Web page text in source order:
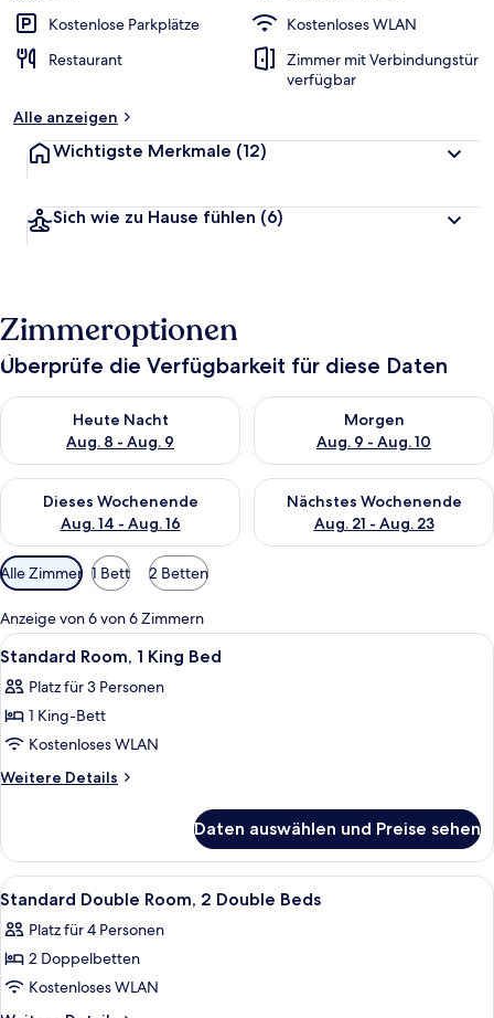
Kostenlose Parkplätze
Kostenloses WLAN
Restaurant
Zimmer mit Verbindungstür
verfügbar
Alle anzeigen
Wichtigste Merkmale (12)
Sich wie zu Hause fühlen (6)
Zimmeroptionen
Überprüfe die Verfügbarkeit für diese Daten
Heute Nacht
Aug. 8 - Aug. 9
Überprüfe die Verfügbarkeit für heute Nacht, Aug. 8 - Aug. 9.
Morgen
Aug. 9 - Aug. 10
Überprüfe die Verfügbarkeit
Dieses Wochenende
Aug. 14 - Aug. 16
Überprüfe die Verfügbarkeit für dieses Wochenende, Aug. 14
Nächstes Wochenende
Aug. 21 - Aug. 23
Überprüfe die Verfügbarkeit
Verfügbare
Filter
für
Zimmer
Alle Zimmer 1 Bett 2 Betten
Anzeige von 6 von 6 Zimmern
Alle
Fotos
für
Standard
Room,
1
anzeigen
Ein Hotelzimmer mit einem großen
4
Standard Room, 1 King Bed
Platz für 3 Personen
1 King-Bett
Kostenloses WLAN
Weitere Details
Weitere
Room,
King
Daten auswählen und Preise sehen
Alle
Fotos
für
Standard
Double
Ein Hotelzimmer mit zwei Betten,
4
Standard Double Room, 2 Double Beds
Platz für 4 Personen
2 Doppelbetten
Kostenloses WLAN